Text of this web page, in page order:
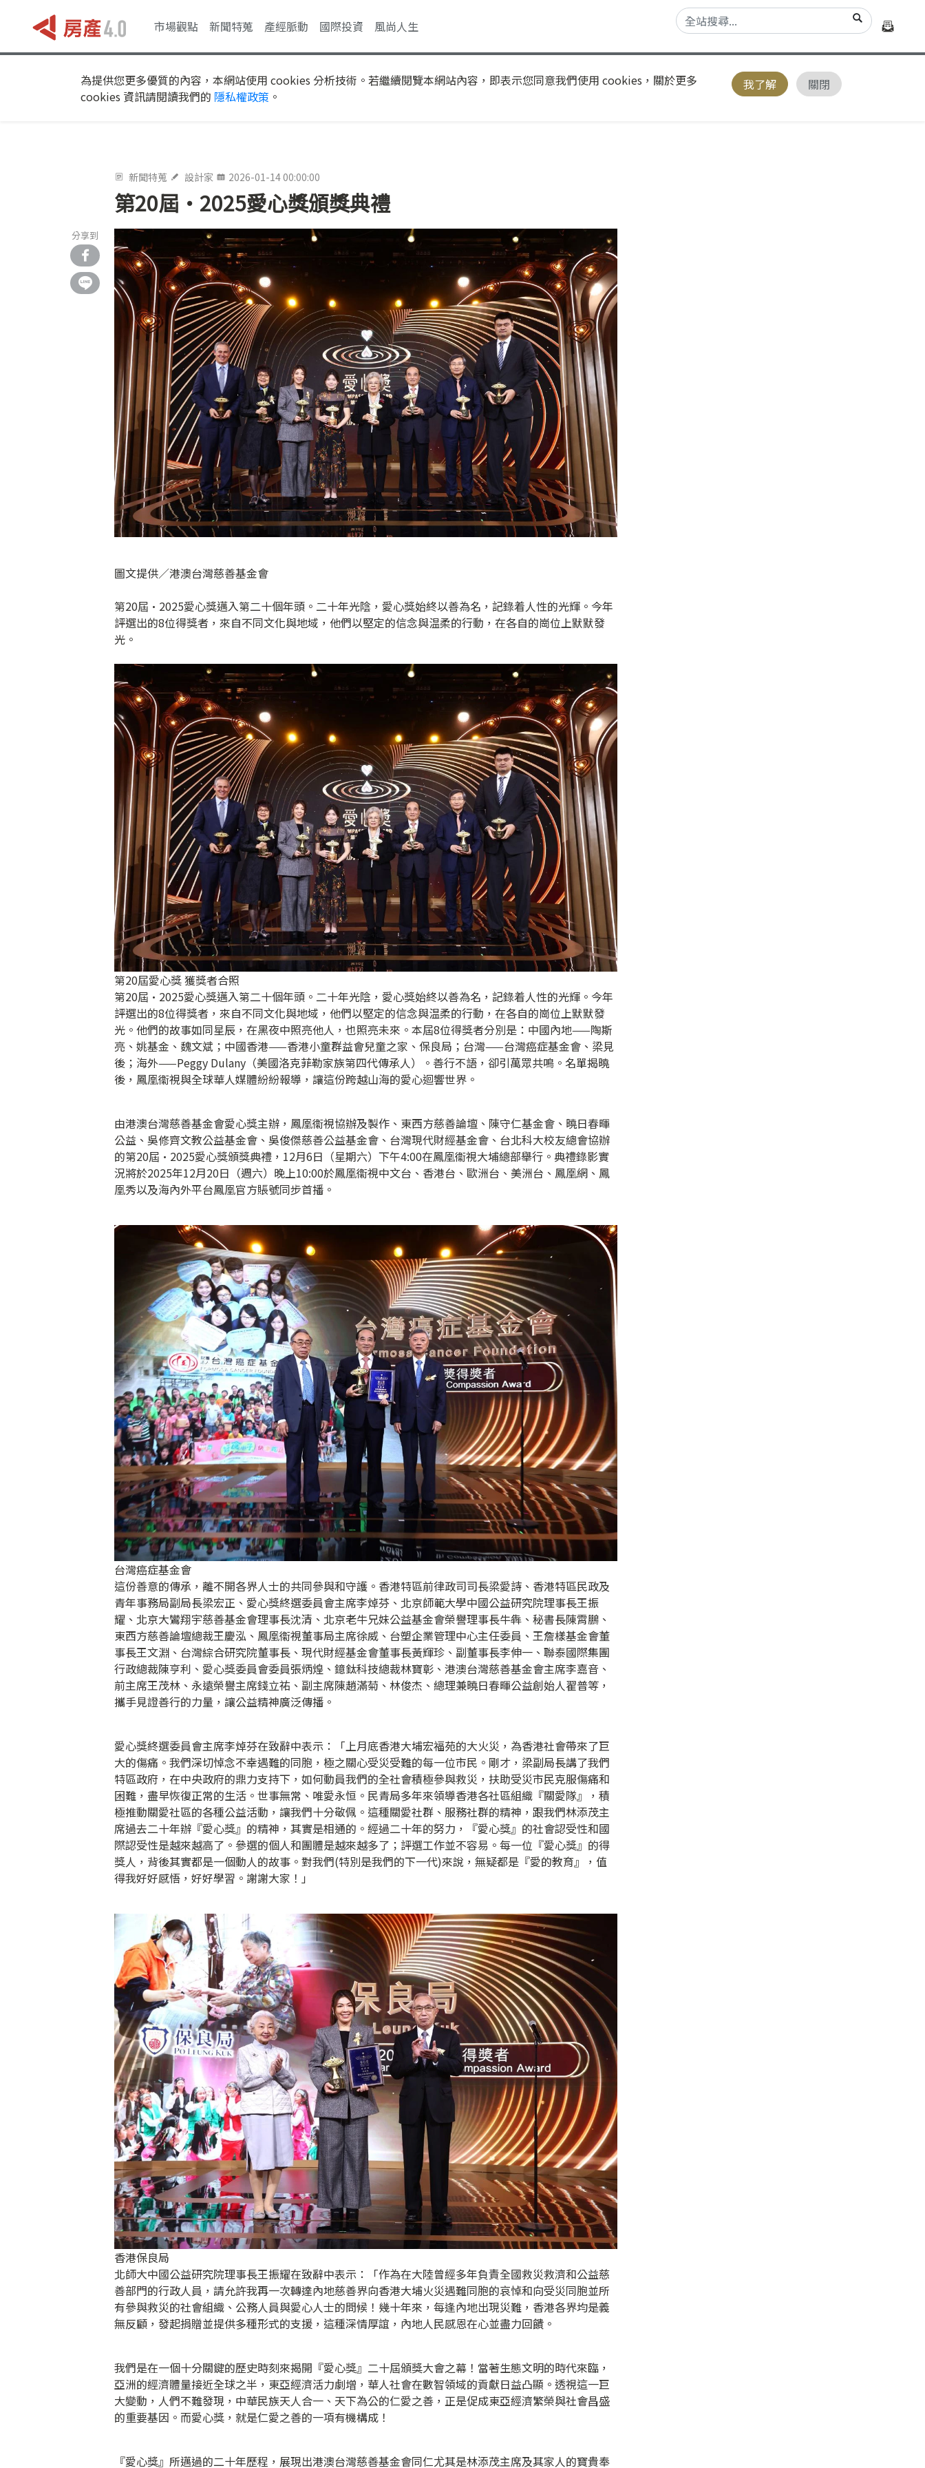
市場觀點 新聞特蒐 產經脈動 國際投資 風尚人生
為提供您更多優質的內容，本網站使用 cookies 分析技術。若繼續閱覽本網站內容，即表示您同意我們使用 cookies，關於更多
cookies 資訊請閱讀我們的 隱私權政策 。
我了解 關閉
新聞特蒐 設計家 2026-01-14 00:00:00
第20屆·2025愛心獎頒獎典禮
分享到
圖文提供／港澳台灣慈善基金會
第20屆·2025愛心獎邁入第二十個年頭。二十年光陰，愛心獎始終以善為名，記錄着人性的光輝。今年
評選出的8位得獎者，來自不同文化與地域，他們以堅定的信念與温柔的行動，在各自的崗位上默默發
光。
第20屆愛心獎 獲獎者合照
第20屆·2025愛心獎邁入第二十個年頭。二十年光陰，愛心獎始終以善為名，記錄着人性的光輝。今年
評選出的8位得獎者，來自不同文化與地域，他們以堅定的信念與温柔的行動，在各自的崗位上默默發
光。他們的故事如同星辰，在黑夜中照亮他人，也照亮未來。本屆8位得獎者分別是：中國內地——陶斯
亮、姚基金、魏文斌；中國香港——香港小童群益會兒童之家、保良局；台灣——台灣癌症基金會、梁見
後；海外——Peggy Dulany（美國洛克菲勒家族第四代傳承人）。善行不語，卻引萬眾共鳴。名單揭曉
後，鳳凰衞視與全球華人媒體紛紛報導，讓這份跨越山海的愛心迴響世界。
由港澳台灣慈善基金會愛心獎主辦，鳳凰衞視協辦及製作、東西方慈善論壇、陳守仁基金會、曉日春暉
公益、吳修齊文教公益基金會、吳俊傑慈善公益基金會、台灣現代財經基金會、台北科大校友總會協辦
的第20屆·2025愛心獎頒獎典禮，12月6日（星期六）下午4:00在鳳凰衞視大埔總部舉行。典禮錄影實
況將於2025年12月20日（週六）晚上10:00於鳳凰衞視中文台、香港台、歐洲台、美洲台、鳳凰網、鳳
凰秀以及海內外平台鳳凰官方賬號同步首播。
台灣癌症基金會
這份善意的傳承，離不開各界人士的共同參與和守護。香港特區前律政司司長梁愛詩、香港特區民政及
青年事務局副局長梁宏正、愛心獎終選委員會主席李焯芬、北京師範大學中國公益研究院理事長王振
耀、北京大鸞翔宇慈善基金會理事長沈清、北京老牛兄妹公益基金會榮譽理事長牛犇、秘書長陳霄鵬、
東西方慈善論壇總裁王慶泓、鳳凰衞視董事局主席徐威、台塑企業管理中心主任委員、王詹樣基金會董
事長王文淵、台灣綜合研究院董事長、現代財經基金會董事長黃輝珍、副董事長李伸一、聯泰國際集團
行政總裁陳亨利、愛心獎委員會委員張炳煌、鐿鈦科技總裁林寶彰、港澳台灣慈善基金會主席李嘉音、
前主席王茂林、永遠榮譽主席錢立祐、副主席陳趙滿菊、林俊杰、總理兼曉日春暉公益創始人翟普等，
攜手見證善行的力量，讓公益精神廣泛傳播。
愛心獎終選委員會主席李焯芬在致辭中表示：「上月底香港大埔宏福苑的大火災，為香港社會帶來了巨
大的傷痛。我們深切悼念不幸遇難的同胞，極之關心受災受難的每一位市民。剛才，梁副局長講了我們
特區政府，在中央政府的鼎力支持下，如何動員我們的全社會積極參與救災，扶助受災市民克服傷痛和
困難，盡早恢復正常的生活。世事無常、唯愛永恒。民青局多年來領導香港各社區組織『關愛隊』，積
極推動關愛社區的各種公益活動，讓我們十分敬佩。這種關愛社群、服務社群的精神，跟我們林添茂主
席過去二十年辦『愛心獎』的精神，其實是相通的。經過二十年的努力，『愛心獎』的社會認受性和國
際認受性是越來越高了。參選的個人和團體是越來越多了；評選工作並不容易。每一位『愛心獎』的得
獎人，背後其實都是一個動人的故事。對我們(特別是我們的下一代)來說，無疑都是『愛的教育』，值
得我好好感悟，好好學習。謝謝大家！」
香港保良局
北師大中國公益研究院理事長王振耀在致辭中表示：「作為在大陸曾經多年負責全國救災救濟和公益慈
善部門的行政人員，請允許我再一次轉達內地慈善界向香港大埔火災遇難同胞的哀悼和向受災同胞並所
有參與救災的社會組織、公務人員與愛心人士的問候！幾十年來，每逢內地出現災難，香港各界均是義
無反顧，發起捐贈並提供多種形式的支援，這種深情厚誼，內地人民感恩在心並盡力回饋。
我們是在一個十分關鍵的歷史時刻來揭開『愛心獎』二十屆頒獎大會之幕！當著生態文明的時代來臨，
亞洲的經濟體量接近全球之半，東亞經濟活力劇增，華人社會在數智領域的貢獻日益凸顯。透視這一巨
大變動，人們不難發現，中華民族天人合一、天下為公的仁愛之善，正是促成東亞經濟繁榮與社會昌盛
的重要基因。而愛心獎，就是仁愛之善的一項有機構成！
『愛心獎』所邁過的二十年歷程，展現出港澳台灣慈善基金會同仁尤其是林添茂主席及其家人的寶貴奉